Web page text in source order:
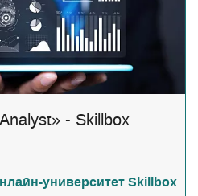
- Skillbox
университет Skillbox